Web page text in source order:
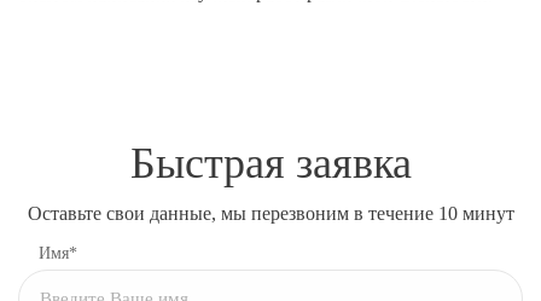
Быстрая заявка
Оставьте свои данные, мы перезвоним в течение 10 минут
Имя*